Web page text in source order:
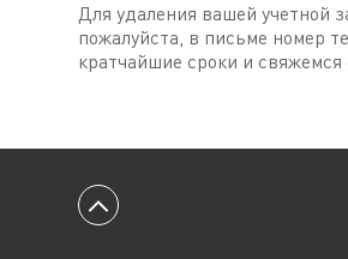
Для удаления вашей учетной
пожалуйста, в письме номер
кратчайшие сроки и
Вернуться к началу